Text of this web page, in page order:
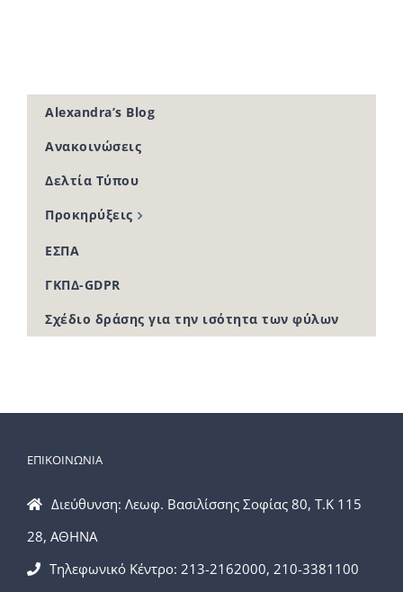
Alexandra’s Blog
Ανακοινώσεις
Δελτία Τύπου
Προκηρύξεις
ΕΣΠΑ
ΓΚΠΔ-GDPR
Σχέδιο δράσης για την ισότητα των φύλων
ΕΠΙΚΟΙΝΩΝΙΑ
Διεύθυνση: Λεωφ. Βασιλίσσης Σοφίας 80, Τ.Κ 115
28, ΑΘΗΝΑ
Τηλεφωνικό Κέντρο: 213-2162000, 210-3381100